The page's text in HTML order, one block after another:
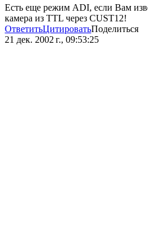
Есть еще режим ADI, если Вам
камера из TTL через CUST12!
ОтветитьЦитироватьПоделиться
21 дек. 2002 г., 09:53:25